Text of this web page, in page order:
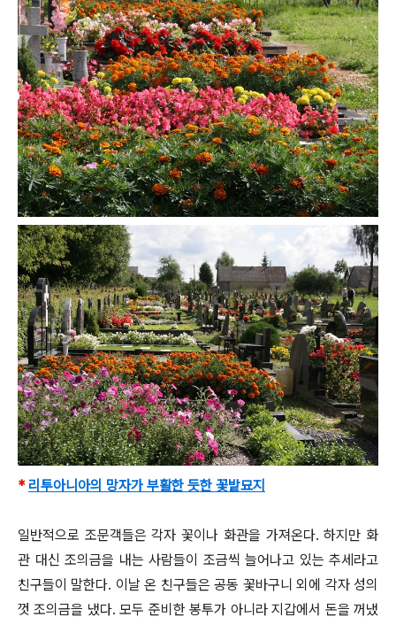
* 리투아니아의 망자가 부활한 듯한 꽃밭묘지
일반적으로 조문객들은 각자 꽃이나 화관을 가져온다. 하지만 화
관 대신 조의금을 내는 사람들이 조금씩 늘어나고 있는 추세라고
친구들이 말한다. 이날 온 친구들은 공동 꽃바구니 외에 각자 성의
껏 조의금을 냈다. 모두 준비한 봉투가 아니라 지갑에서 돈을 꺼냈